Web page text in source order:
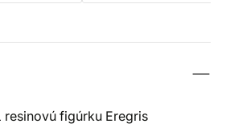
resinovú figúrku Eregris